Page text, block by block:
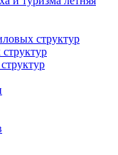
структур